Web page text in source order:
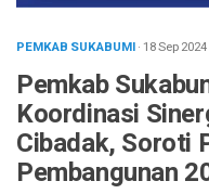
PEMKAB SUKABUMI· 18 Sep 2024
Pemkab
Koordinasi
Cibadak, Soroti
Pembangunan